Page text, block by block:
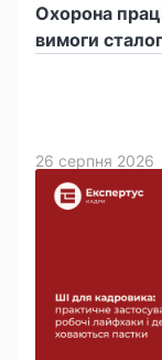
Охорона
вимоги
26 серпня 2026